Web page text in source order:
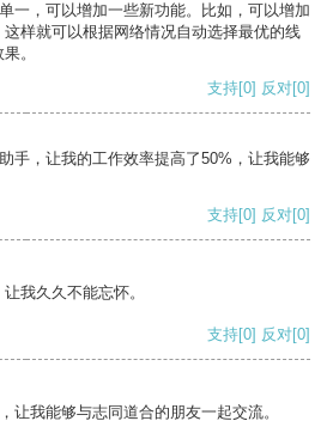
一，可以增加一些新功能。比如，可以增加
样就可以根据网络情况自动选择最优的线
。
支持[0] 反对[0]
手，让我的工作效率提高了50%，让我能够
支持[0] 反对[0]
我久久不能忘怀。
支持[0] 反对[0]
让我能够与志同道合的朋友一起交流。